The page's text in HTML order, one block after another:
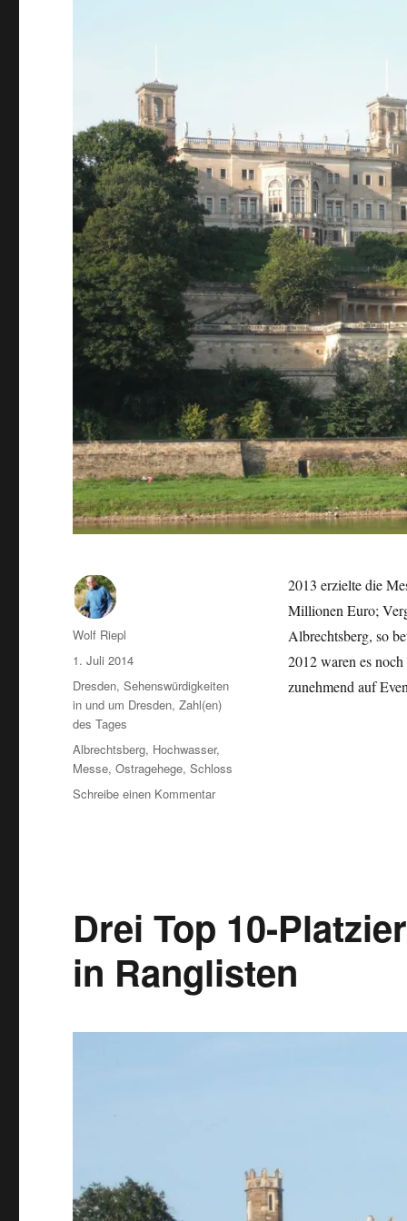
2013 erzielte die
Millionen Euro;
Albrechtsberg, so
2012 waren es
zunehmend auf
Autor
Wolf Riepl
Veröffentlicht
am
1. Juli 2014
Kategorien
Dresden,Sehenswürdigkeiten
in und um Dresden,Zahl(en)
des Tages
Schlagwörter
Albrechtsberg, Hochwasser,
Messe,Ostragehege,Schloss
Schreibe einen Kommentarzu
Drei Top 10-
in Ranglisten